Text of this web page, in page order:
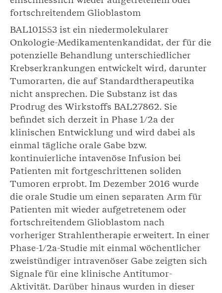
fortschreitendem Glioblastom
BAL101553 ist ein niedermolekularer
Onkologie-Medikamentenkandidat, der für die
potenzielle Behandlung unterschiedlicher
Krebserkrankungen entwickelt wird, darunter
Tumorarten, die auf Standardtherapeutika
nicht ansprechen. Die Substanz ist das
Prodrug des Wirkstoffs BAL27862. Sie
befindet sich derzeit in Phase 1/2a der
klinischen Entwicklung und wird dabei als
einmal tägliche orale Gabe bzw.
kontinuierliche intavenöse Infusion bei
Patienten mit fortgeschrittenen soliden
Tumoren erprobt. Im Dezember 2016 wurde
die orale Studie um einen separaten Arm für
Patienten mit wieder aufgetretenem oder
fortschreitendem Glioblastom nach
vorheriger Strahlentherapie erweitert. In einer
Phase-1/2a-Studie mit einmal wöchentlicher
zweistündiger intravenöser Gabe zeigten sich
Signale für eine klinische Antitumor-
Aktivität. Darüber hinaus wurden in dieser